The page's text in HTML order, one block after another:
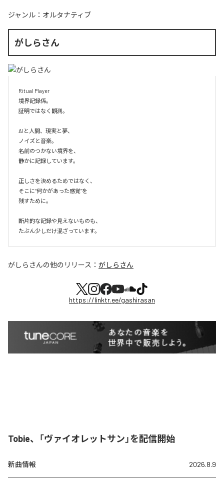
ジャンル： オルタナティブ
がしらさん
Ritual Player
境界記録係。
証明ではなく観測。
AIと人間、現実と夢、
ノイズと音楽。
名前のつかない境界を、
静かに記録しています。
正しさを決めるためではなく、
そこに“何かがあった感覚”を
残すために。
断片的な記録や見えないものも、
たぶん少しだけ混ざっています。
がしらさんの他のリリース： がしらさん
https://linktr.ee/gashirasan
Tobie、「ヴァイオレットサン」を配信開始
新曲情報 2026.8.9